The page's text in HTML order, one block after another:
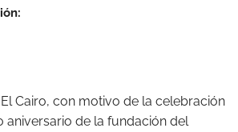
Cairo, con motivo de la celebración
aniversario de la fundación del